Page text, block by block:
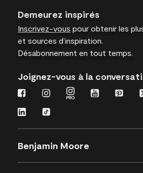
Demeurez inspirés
Inscrivez-vous pour obtenir les
et sources d’inspiration.
Désabonnement en tout temps.
Joignez-vous à la
Benjamin Moore